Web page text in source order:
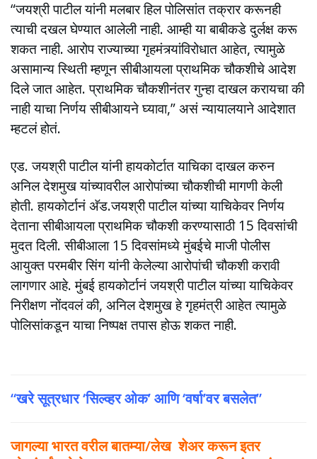
“जयश्री पाटील यांनी मलबार हिल पोलिसांत तक्रार करूनही
त्याची दखल घेण्यात आलेली नाही. आम्ही या बाबीकडे दुर्लक्ष करू
शकत नाही. आरोप राज्याच्या गृहमंत्र्यांविरोधात आहेत, त्यामुळे
असामान्य स्थिती म्हणून सीबीआयला प्राथमिक चौकशीचे आदेश
दिले जात आहेत. प्राथमिक चौकशीनंतर गुन्हा दाखल करायचा की
नाही याचा निर्णय सीबीआयने घ्यावा,” असं न्यायालयाने आदेशात
म्हटलं होतं.
एड. जयश्री पाटील यांनी हायकोर्टात याचिका दाखल करुन
अनिल देशमुख यांच्यावरील आरोपांच्या चौकशीची मागणी केली
होती. हायकोर्टानं अ‌ॅड.जयश्री पाटील यांच्या याचिकेवर निर्णय
देताना सीबीआयला प्राथमिक चौकशी करण्यासाठी 15 दिवसांची
मुदत दिली. सीबीआला 15 दिवसांमध्ये मुंबईचे माजी पोलीस
आयुक्त परमबीर सिंग यांनी केलेल्या आरोपांची चौकशी करावी
लागणार आहे. मुंबई हायकोर्टानं जयश्री पाटील यांच्या याचिकेवर
निरीक्षण नोंदवलं की, अनिल देशमुख हे गृहमंत्री आहेत त्यामुळे
पोलिसांकडून याचा निष्पक्ष तपास होऊ शकत नाही.
“खरे सूत्रधार ‘सिल्व्हर ओक’ आणि ‘वर्षा’वर बसलेत”
जागल्या भारत वरील बातम्या/लेख शेअर करून इतर